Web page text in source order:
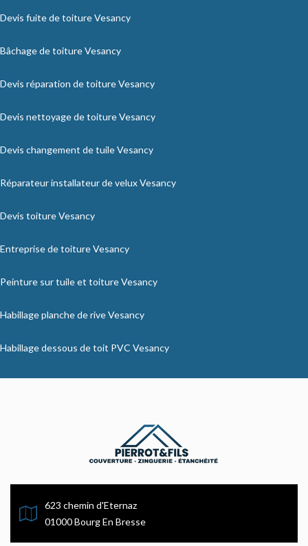
Devis fuite de toiture Vesancy
Bâchage de toiture Vesancy
Devis réparation de toiture Vesancy
Devis nettoyage de toiture Vesancy
Devis changement de tuile Vesancy
Réparateur installateur de velux Vesancy
Devis toiture Vesancy
Entreprise de toiture Vesancy
Peinture sur tuile et toiture Vesancy
Habillage planche de rive Vesancy
Habillage dessous de toit PVC Vesancy
623 chemin d'Eternaz
01000 Bourg En Bresse